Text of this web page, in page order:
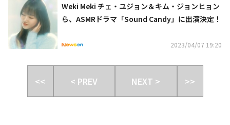
Weki Meki チェ・ユジョン＆キム・ジョンヒョン
ら、ASMRドラマ「Sound Candy」に出演決定！
2023/04/07 19:20
<< < PREV NEXT > >>